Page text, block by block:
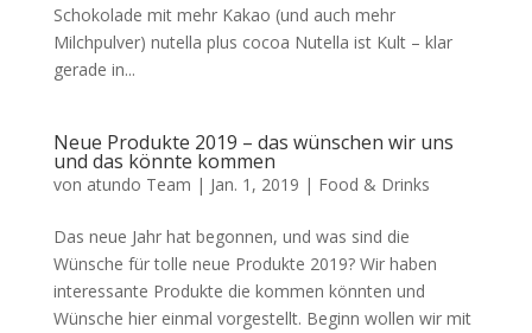
Schokolade mit mehr Kakao (und auch mehr
Milchpulver) nutella plus cocoa Nutella ist Kult – klar
gerade in...
Neue Produkte 2019 – das wünschen wir uns
und das könnte kommen
von atundo Team | Jan. 1, 2019 | Food & Drinks
Das neue Jahr hat begonnen, und was sind die
Wünsche für tolle neue Produkte 2019? Wir haben
interessante Produkte die kommen könnten und
Wünsche hier einmal vorgestellt. Beginn wollen wir mit